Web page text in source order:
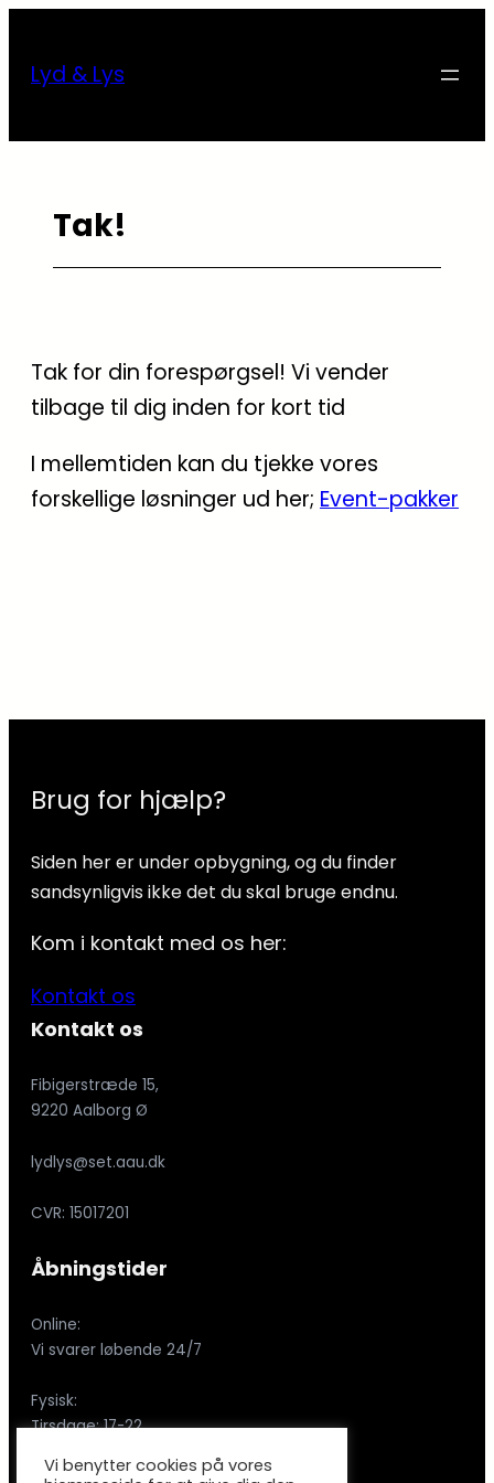
content
Lyd & Lys
Tak!
Tak for din forespørgsel! Vi vender
tilbage til dig inden for kort tid
I mellemtiden kan du tjekke vores
forskellige løsninger ud her; Event-pakker
Brug for hjælp?
Siden her er under opbygning, og du finder
sandsynligvis ikke det du skal bruge endnu.
Kom i kontakt med os her:
Kontakt os
Kontakt os
Fibigerstræde 15,
9220 Aalborg Ø
lydlys@set.aau.dk
CVR: 15017201
Åbningstider
Online:
Vi svarer løbende 24/7
Fysisk:
Tirsdage: 17-22
Vi benytter cookies på vores